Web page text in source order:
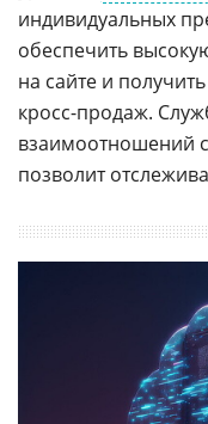
индивидуальных
обеспечить
на сайте и
кросс-продаж.
взаимоотношений
позволит